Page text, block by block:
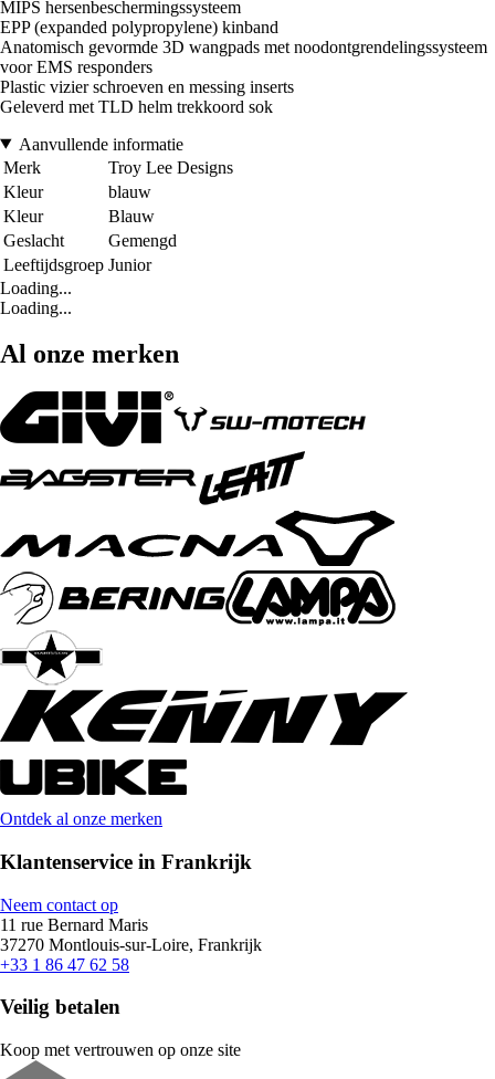
MIPS hersenbeschermingssysteem
EPP (expanded polypropylene) kinband
Anatomisch gevormde 3D wangpads met noodontgrendelingssysteem
voor EMS responders
Plastic vizier schroeven en messing inserts
Geleverd met TLD helm trekkoord sok
Aanvullende informatie
Merk
Troy Lee Designs
Kleur
blauw
Kleur
Blauw
Geslacht
Gemengd
Leeftijdsgroep Junior
Loading...
Loading...
Al onze merken
Ontdek al onze merken
Klantenservice in Frankrijk
Neem contact op
11 rue Bernard Maris
37270 Montlouis-sur-Loire, Frankrijk
+33 1 86 47 62 58
Veilig betalen
Koop met vertrouwen op onze site